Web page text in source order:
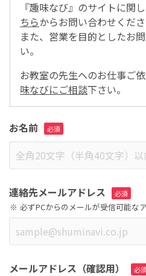
『趣味なび』のサイトに関
ちらからお問い合わせくださ
また、営業を目的としたお
い。
お教室の先生へのお仕事ご
味なびにご相談下さい。
お名前
連絡先メールアドレス
必ずPCからのメールが受信可能な
メールアドレス（確認用）